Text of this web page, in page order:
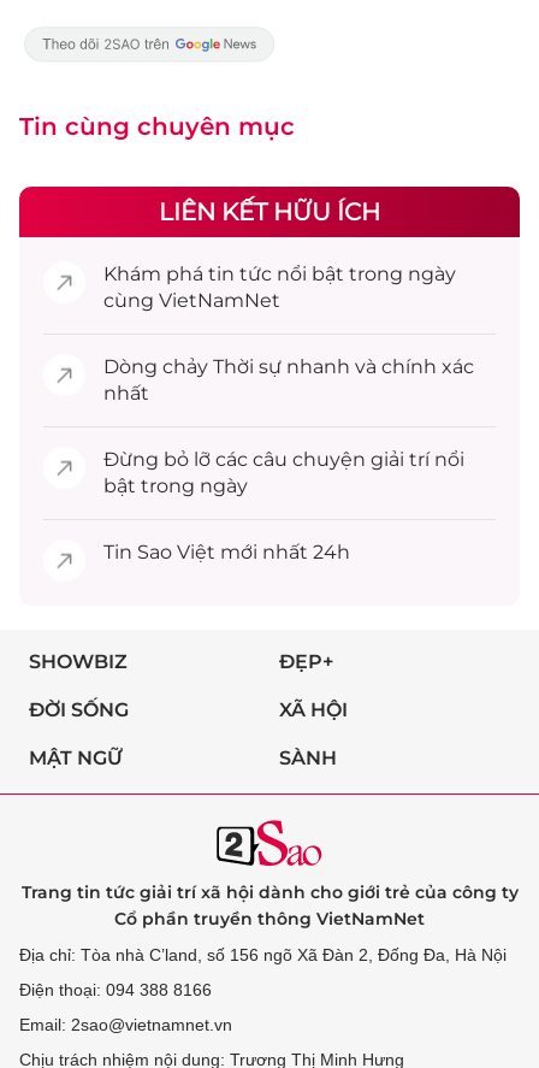
Tin cùng chuyên mục
LIÊN KẾT HỮU ÍCH
Khám phá tin tức nổi bật trong ngày
cùng VietNamNet
Dòng chảy Thời sự nhanh và chính xác
nhất
Đừng bỏ lỡ các câu chuyện giải trínổi
bật trong ngày
Tin Sao Việt mới nhất 24h
SHOWBIZ ĐẸP+
ĐỜI SỐNG XÃ HỘI
MẬT NGỮ SÀNH
Trang tin tức giải trí xã hội dành cho giới trẻ của công ty
Cổ phần truyền thông VietNamNet
Địa chỉ: Tòa nhà C’land, số 156 ngõ Xã Đàn 2, Đống Đa, Hà Nội
Điện thoại: 094 388 8166
Email: 2sao@vietnamnet.vn
Chịu trách nhiệm nội dung: Trương Thị Minh Hưng